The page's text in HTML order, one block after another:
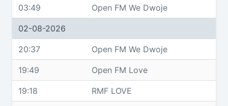
03:49 Open FM We Dwoje
02-08-2026
20:37 Open FM We Dwoje
19:49 Open FM Love
19:18 RMF LOVE